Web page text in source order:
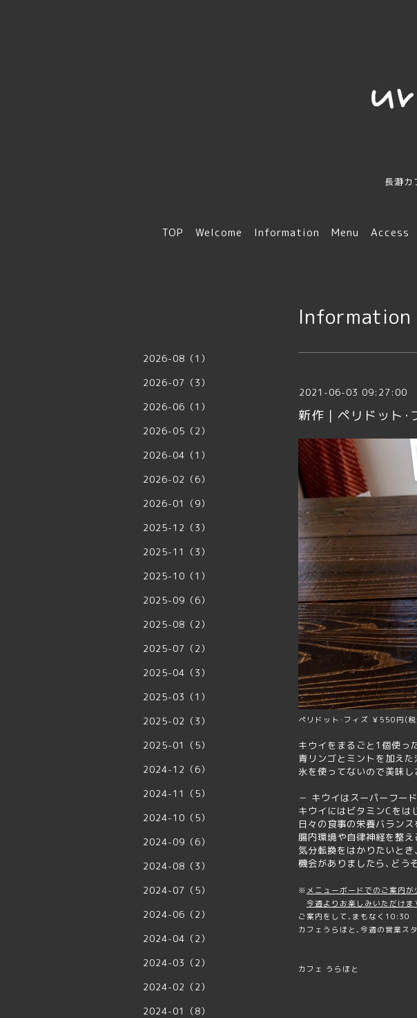
長瀞カ
TOP Welcome Information Menu Access
Information
2021-06-03 09:27:00
新作｜ペリドット･
ペリドット･フィズ ￥550円(税
キウイをまるごと1個使っ
青リンゴとミントを加え
氷を使ってないので美味
－ キウイはスーパーフー
キウイにはビタミンCをは
日々の食事の栄養バラン
腸内環境や自律神経を整
気分転換をはかりたいと
機会がありましたら､どう
※ メニューボードでのご案内が
今週よりお楽しみいただけま
ご案内をして､まもなく10:30
カフェうらほと､今週の営業ス
カフェ うらほと
2026-08（1）
2026-07（3）
2026-06（1）
2026-05（2）
2026-04（1）
2026-02（6）
2026-01（9）
2025-12（3）
2025-11（3）
2025-10（1）
2025-09（6）
2025-08（2）
2025-07（2）
2025-04（3）
2025-03（1）
2025-02（3）
2025-01（5）
2024-12（6）
2024-11（5）
2024-10（5）
2024-09（6）
2024-08（3）
2024-07（5）
2024-06（2）
2024-04（2）
2024-03（2）
2024-02（2）
2024-01（8）